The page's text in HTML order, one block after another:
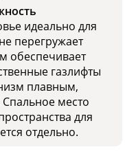
идеально для
перегружает
обеспечивает
газлифты
плавным,
место
для
отдельно.